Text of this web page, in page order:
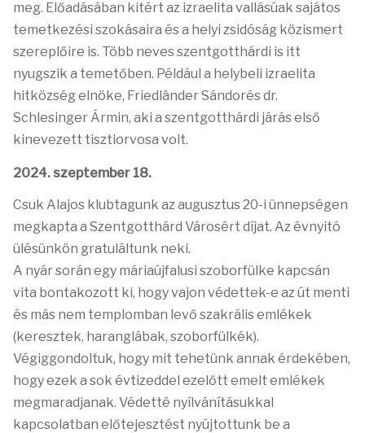
meg. Előadásában kitért az izraelita vallásúak sajátos
temetkezési szokásaira és a helyi zsidóság közismert
szereplőire is. Több neves szentgotthárdi is itt
nyugszik a temetőben. Például a helybeli izraelita
hitközség elnöke, Friedländer Sándorés dr.
Schlesinger Ármin, aki a szentgotthárdi járás első
kinevezett tisztiorvosa volt.
2024. szeptember 18.
Csuk Alajos klubtagunk az augusztus 20-i ünnepségen
megkapta a Szentgotthárd Városért díjat. Az évnyitó
ülésünkön gratuláltunk neki.
A nyár során egy máriaújfalusi szoborfülke kapcsán
vita bontakozott ki, hogy vajon védettek-e az út menti
és más nem templomban levő szakrális emlékek
(keresztek, haranglábak, szoborfülkék).
Végiggondoltuk, hogy mit tehetünk annak érdekében,
hogy ezek a sok évtizeddel ezelőtt emelt emlékek
megmaradjanak. Védetté nyílvánításukkal
kapcsolatban előtejesztést nyújtottunk be a